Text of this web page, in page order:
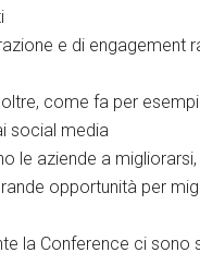
e di engagement
come fa per
social media
le aziende a
opportunità per
la Conference ci sono